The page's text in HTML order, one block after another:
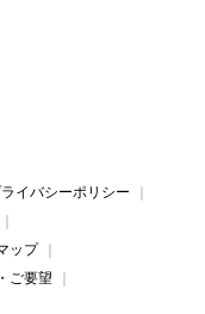
イバシーポリシー
ップ
ご要望